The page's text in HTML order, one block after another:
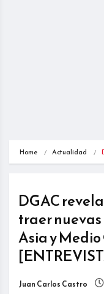
Home Actualidad
DGAC
traer
Asia y
Juan Carlos Castro